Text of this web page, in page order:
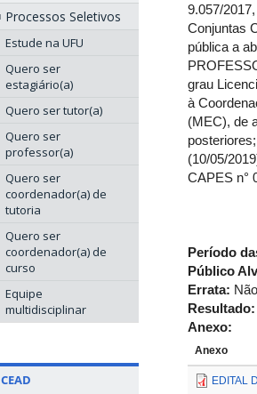
Processos Seletivos
Estude na UFU
Quero ser
estagiário(a)
Quero ser tutor(a)
Quero ser
professor(a)
Quero ser
coordenador(a) de
tutoria
Quero ser
coordenador(a) de
curso
Equipe
multidisciplinar
CEAD
9.057/
Conjuntas
pública a
grau
à
(MEC), de
(10/05/
CAPES n°
Período
Público
Errata: Não
Resultado:
Anexo:
Anexo
EDITAL